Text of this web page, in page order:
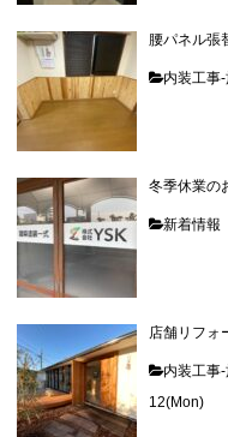
腰パネル張
内装工事-
冬季休業の
新着情報
店舗リフォ
内装工事-
12(Mon)